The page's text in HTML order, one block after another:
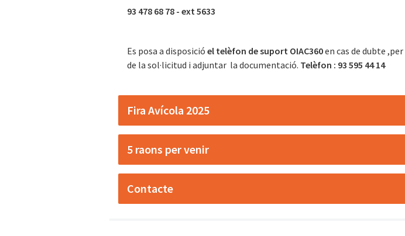
93 478 68 78 - ext 5633
Es posa a disposició el telèfon de suport OIAC360en cas de dubte
de la sol·licitud i adjuntar la documentació. Telèfon : 93 595 44 14
Fira Avícola 2025
5 raons per venir
Contacte